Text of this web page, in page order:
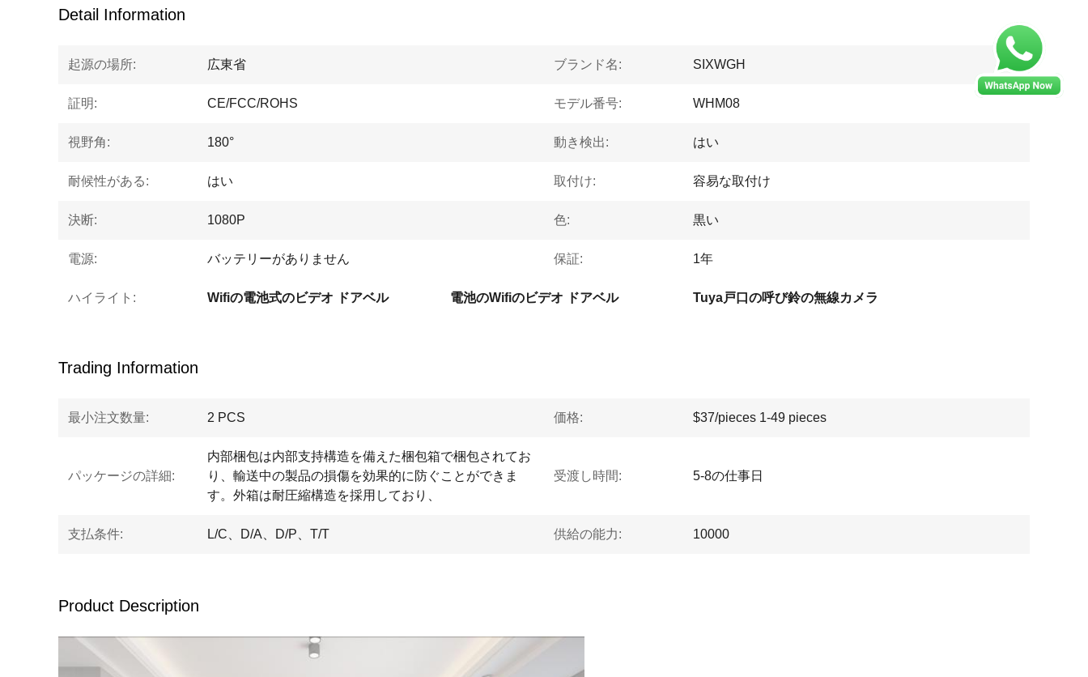
Detail Information
起源の場所: 広東省 ブランド名: SIXWGH
証明: CE/FCC/ROHS モデル番号: WHM08
視野角: 180° 動き検出: はい
耐候性がある: はい 取付け: 容易な取付け
決断: 1080P 色: 黒い
電源: バッテリーがありません 保証: 1年
ハイライト: Wifiの電池式のビデオ ドアベル 電池のWifiのビデオ ドアベル Tuya戸口の呼び鈴の無線カメラ
Trading Information
最小注文数量: 2 PCS 価格: $37/pieces 1-49 pieces
パッケージの詳細:
内部梱包は内部支持構造を備えた梱包箱で梱包されてお
り、輸送中の製品の損傷を効果的に防ぐことができま
す。外箱は耐圧縮構造を採用しており、
受渡し時間: 5-8の仕事日
支払条件: L/C、D/A、D/P、T/T 供給の能力: 10000
Product Description